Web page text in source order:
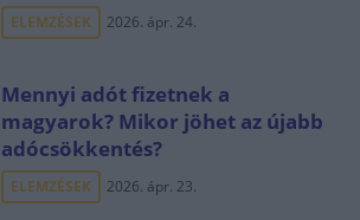
ELEMZÉSEK 2026. ápr. 24.
Mennyi adót fizetnek a
magyarok? Mikor jöhet az újabb
adócsökkentés?
ELEMZÉSEK 2026. ápr. 23.